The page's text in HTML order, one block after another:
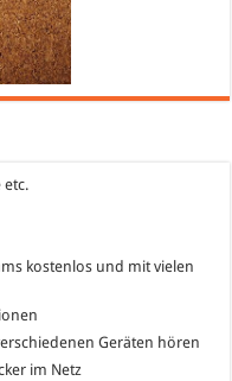
etc.
kostenlos und mit vielen
Geräten hören
im Netz